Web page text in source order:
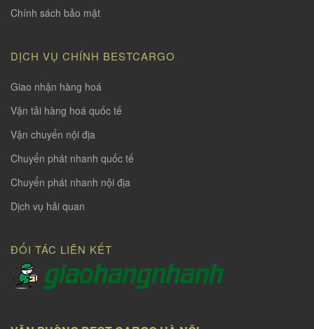
Chính sách bảo mật
DỊCH VỤ CHÍNH BESTCARGO
Giao nhận hàng hoá
Vận tải hàng hoá quốc tế
Vận chuyển nội địa
Chuyển phát nhanh quốc tế
Chuyển phát nhanh nội địa
Dịch vụ hải quan
ĐỐI TÁC LIÊN KẾT